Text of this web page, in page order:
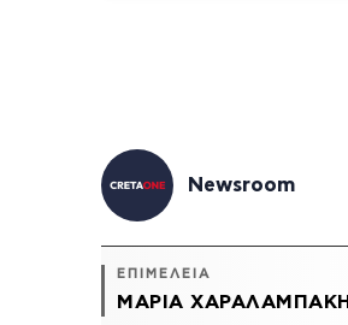
Newsroom
ΕΠΙΜΕΛΕΙΑ
ΜΑΡΊΑ ΧΑΡΑΛΑΜΠΆΚΗ